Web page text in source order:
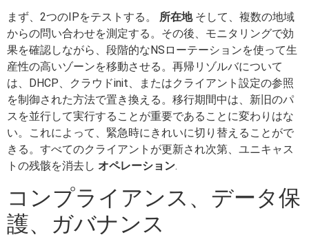
まず、2つのIPをテストする。 所在地そして、複数の地域
からの問い合わせを測定する。その後、モニタリングで効
果を確認しながら、段階的なNSローテーションを使って生
産性の高いゾーンを移動させる。再帰リゾルバについて
は、DHCP、クラウドinit、またはクライアント設定の参照
を制御された方法で置き換える。移行期間中は、新旧のパ
スを並行して実行することが重要であることに変わりはな
い。これによって、緊急時にきれいに切り替えることがで
きる。すべてのクライアントが更新され次第、ユニキャス
トの残骸を消去し オペレーション.
コンプライアンス、データ保
護、ガバナンス